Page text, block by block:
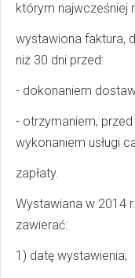
którym najwcześniej
wystawiona faktura,
niż 30 dni przed:
- dokonaniem
- otrzymaniem,
wykonaniem usługi
zapłaty.
Wystawiana w 2014
zawierać:
1) datę wystawienia;